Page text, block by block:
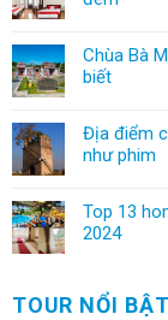
Chùa Bà
biết
Địa điểm
như phim
Top 13
2024
TOUR NỔI BẬT